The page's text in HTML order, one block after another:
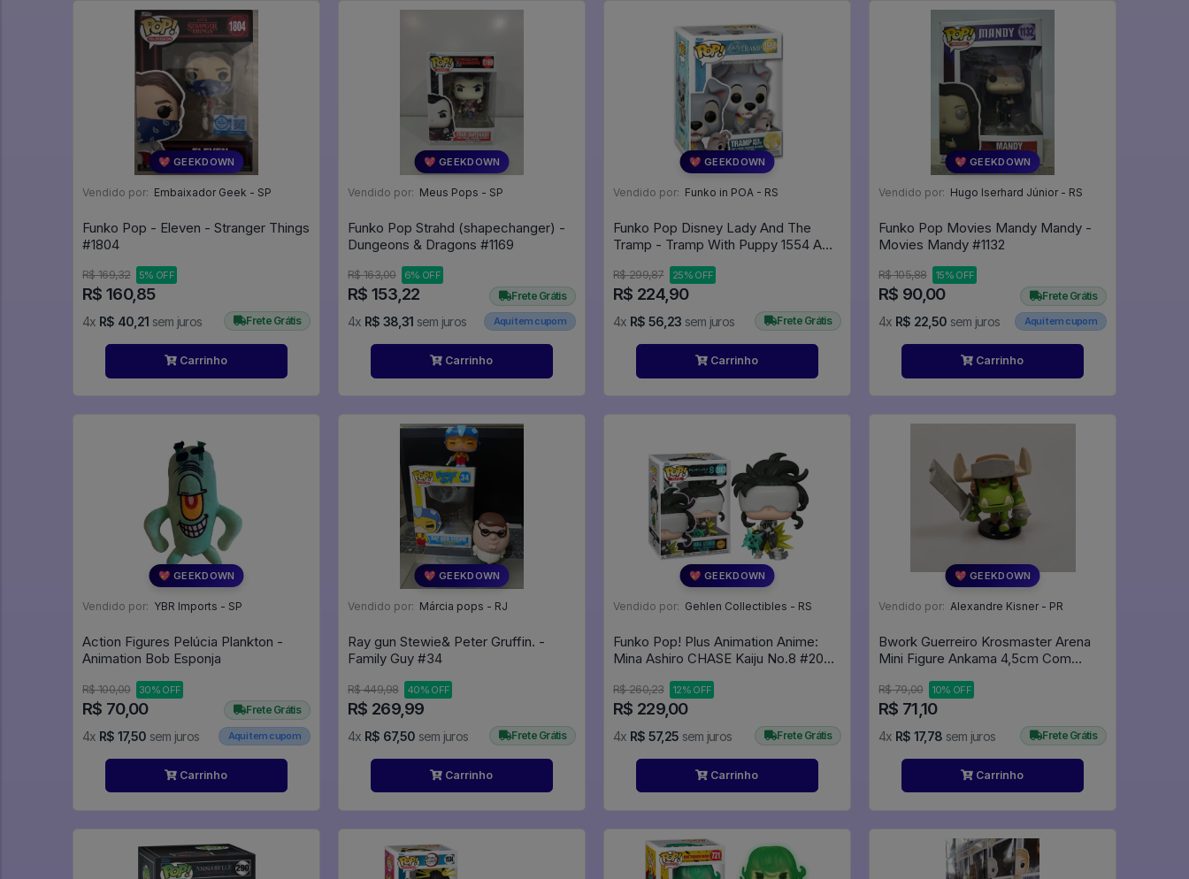
💖 GEEKDOWN
Vendido por: Embaixador Geek - SP
Funko Pop - Eleven - Stranger Things
#1804
R$ 169,32 5% OFF
R$ 160,85
4x R$ 40,21 sem juros Frete Grátis
Carrinho
💖 GEEKDOWN
Vendido por: Meus Pops - SP
Funko Pop Strahd (shapechanger) -
Dungeons & Dragons #1169
R$ 163,00 6% OFF
R$ 153,22
4x R$ 38,31 sem juros
Frete Grátis
Aqui tem cupom
Carrinho
💖 GEEKDOWN
Vendido por: Funko in POA - RS
Funko Pop Disney Lady And The
Tramp - Tramp With Puppy 1554 A
R$ 299,87 25% OFF
R$ 224,90
4x R$ 56,23 sem juros Frete Grátis
Carrinho
💖 GEEKDOWN
Vendido por: Hugo Iserhard Júnior - RS
Funko Pop Movies Mandy Mandy -
Movies Mandy #1132
R$ 105,88 15% OFF
R$ 90,00
4x R$ 22,50 sem juros
Frete Grátis
Aqui tem cupom
Carrinho
💖 GEEKDOWN
Vendido por: YBR Imports - SP
Action Figures Pelúcia Plankton -
Animation Bob Esponja
R$ 100,00 30% OFF
R$ 70,00
4x R$ 17,50 sem juros
Frete Grátis
Aqui tem cupom
Carrinho
💖 GEEKDOWN
Vendido por: Márcia pops - RJ
Ray gun Stewie& Peter Gruffin. -
Family Guy #34
R$ 449,98 40% OFF
R$ 269,99
4x R$ 67,50 sem juros Frete Grátis
Carrinho
💖 GEEKDOWN
Vendido por: Gehlen Collectibles - RS
Funko Pop! Plus Animation Anime:
Mina Ashiro CHASE Kaiju No.8 #2083
R$ 260,23 12% OFF
R$ 229,00
4x R$ 57,25 sem juros Frete Grátis
Carrinho
💖 GEEKDOWN
Vendido por: Alexandre Kisner - PR
Bwork Guerreiro Krosmaster Arena
Mini Figure Ankama 4,5cm Com
R$ 79,00 10% OFF
R$ 71,10
4x R$ 17,78 sem juros Frete Grátis
Carrinho